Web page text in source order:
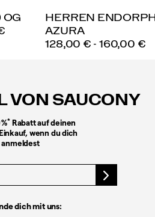
OG
HERREN
AZURA
PRICE
128,00 € - 160,00 €
VON SAUCONY
* Rabatt auf deinen
wenn du dich
anmeldest
dich mit uns: